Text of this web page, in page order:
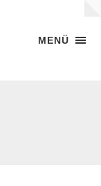
MENÜ